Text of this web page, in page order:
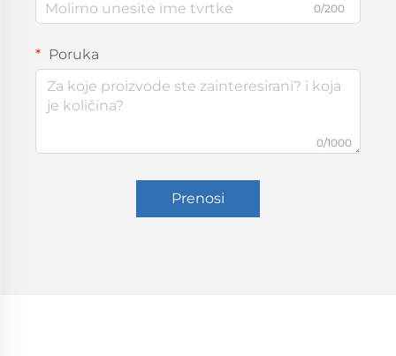
0/200
Poruka
0/1000
Prenosi